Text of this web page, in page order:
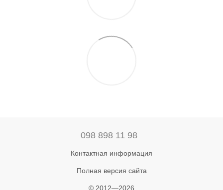
098 898 11 98
Контактная информация
Полная версия сайта
© 2012—2026